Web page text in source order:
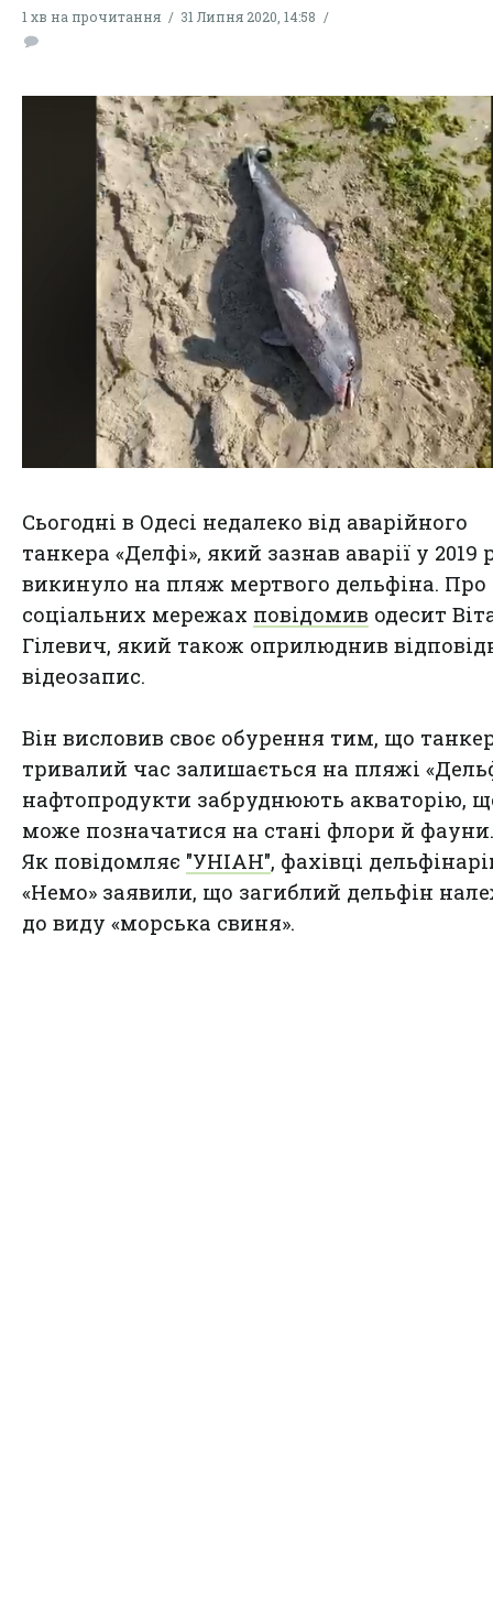
1 хв на прочитання 31 Липня 2020, 14:58
Сьогодні в Одесі недалеко від аварійного
танкера «Делфі», який зазнав аварії у 2019
викинуло на пляж мертвого дельфіна. Про
соціальних мережах повідомив одесит
Гілевич, який також оприлюднив
відеозапис.
Він висловив своє обурення тим, що
тривалий час залишається на пляжі
нафтопродукти забруднюють акваторію,
може позначатися на стані флори й фауни.
Як повідомляє "УНІАН", фахівці
«Немо» заявили, що загиблий дельфін
до виду «морська свиня».